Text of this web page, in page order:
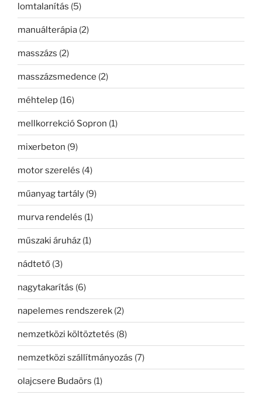
lomtalanítás (5)
manuálterápia (2)
masszázs (2)
masszázsmedence (2)
méhtelep (16)
mellkorrekció Sopron (1)
mixerbeton (9)
motor szerelés (4)
műanyag tartály (9)
murva rendelés (1)
műszaki áruház (1)
nádtető (3)
nagytakarítás (6)
napelemes rendszerek (2)
nemzetközi költöztetés (8)
nemzetközi szállítmányozás (7)
olajcsere Budaörs (1)